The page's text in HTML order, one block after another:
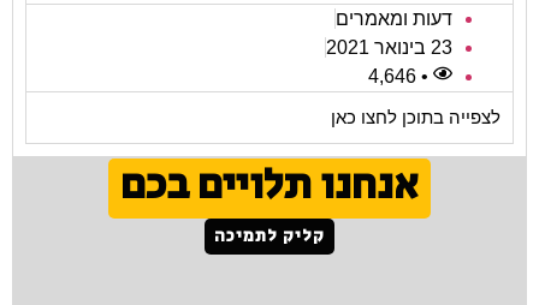
דעות ומאמרים
23 בינואר 2021
• 4,646
לצפייה בתוכן לחצו כאן
אנחנו תלויים בכם
קליק לתמיכה